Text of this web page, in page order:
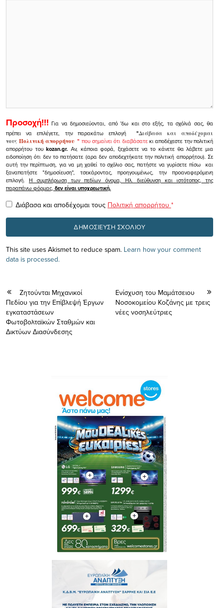
Προσοχή!!! Για να δημοσιεύονται, από 'δω και στο εξής, τα σχόλιά σας, θα
πρέπει να επιλέγετε, την παρακάτω επιλογή
"Διάβασα και αποδέχομαι
τουςΠολιτική απορρήτου" που σημαίνει ότι διαβάσατεκι αποδέχεστε την πολιτική
απορρήτου τουkozan.gr. Αν, κάποια φορά, ξεχάσετε να το κάνετε θα λάβετε μια
ειδοποίηση ότι δεν το πατήσατε (αρα δεν αποδεχτήκατε την πολιτική απορρήτου). Σε
αυτή την περίπτωση, για να μη χαθεί το σχόλιο σας, πατήστε να γυρίσετε πίσω και
ξαναπατήστε "δημοσίευση", τσεκάροντας, προηγουμένως, την προαναφερόμενη
επιλογή.Η συμπλήρωση των πεδίων όνομα, Ηλ. διεύθυνση και ιστότοπος, της
παραπάνω φόρμας, δεν είναι υποχρεωτική.
Διάβασα και αποδέχομαι τους Πολιτική απορρήτου *
This site uses Akismet to reduce spam. Learn how your comment
data is processed.
Ζητούνται Μηχανικοί
Πεδίου για την Επίβλεψή Έργων
εγκαταστάσεων
Φωτοβολταϊκών Σταθμών και
Δικτύων Διασύνδεσης
Ενίσχυση του Μαμάτσειου
Νοσοκομείου Κοζάνης με τρεις
νέες νοσηλεύτριες